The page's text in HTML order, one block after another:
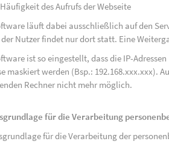
des Aufrufs der Webseite
läuft dabei ausschließlich auf den
der Nutzer findet nur dort statt. Eine
ist so eingestellt, dass die IP-
maskiert werden (Bsp.: 192.168.xxx.xxx).
Rechner nicht mehr möglich.
für die Verarbeitung
für die Verarbeitung der